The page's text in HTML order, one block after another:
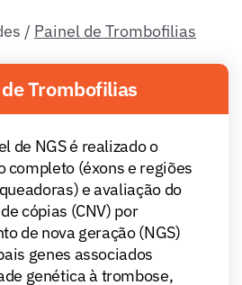
/ Painel de Trombofilias
Trombofilias
de NGS é realizado o
completo (éxons e regiões
e avaliação do
cópias (CNV) por
de nova geração (NGS)
genes associados
genética à trombose,